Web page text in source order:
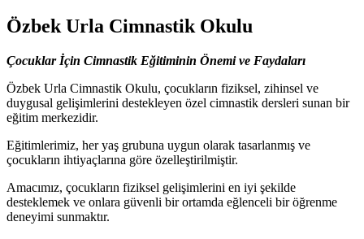
Özbek Urla Cimnastik Okulu
Çocuklar İçin Cimnastik Eğitiminin Önemi ve Faydaları
Özbek Urla Cimnastik Okulu, çocukların fiziksel, zihinsel ve
duygusal gelişimlerini destekleyen özel cimnastik dersleri sunan bir
eğitim merkezidir.
Eğitimlerimiz, her yaş grubuna uygun olarak tasarlanmış ve
çocukların ihtiyaçlarına göre özelleştirilmiştir.
Amacımız, çocukların fiziksel gelişimlerini en iyi şekilde
desteklemek ve onlara güvenli bir ortamda eğlenceli bir öğrenme
deneyimi sunmaktır.